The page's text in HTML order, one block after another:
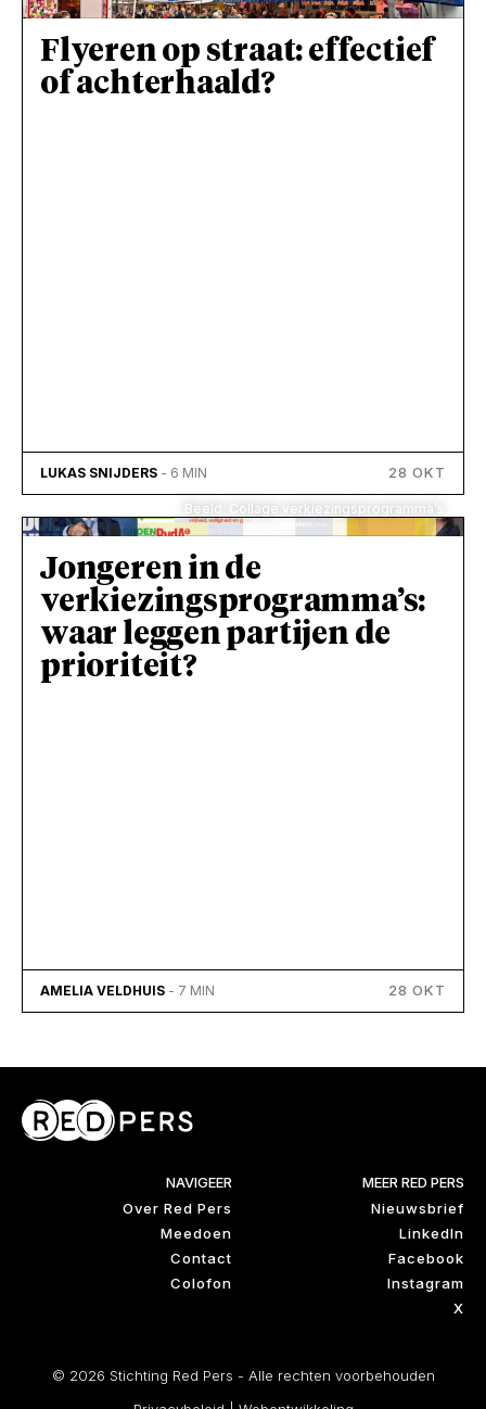
Flyeren op straat: effectief
of achterhaald?
LUKAS SNIJDERS - 6 MIN 28 OKT
Beeld: Collage verkiezingsprogramma’s
Jongeren in de
verkiezingsprogramma’s:
waar leggen partijen de
prioriteit?
AMELIA VELDHUIS - 7 MIN 28 OKT
NAVIGEER
Over Red Pers
Meedoen
Contact
Colofon
MEER RED PERS
Nieuwsbrief
LinkedIn
Facebook
Instagram
X
© 2026 Stichting Red Pers - Alle rechten voorbehouden